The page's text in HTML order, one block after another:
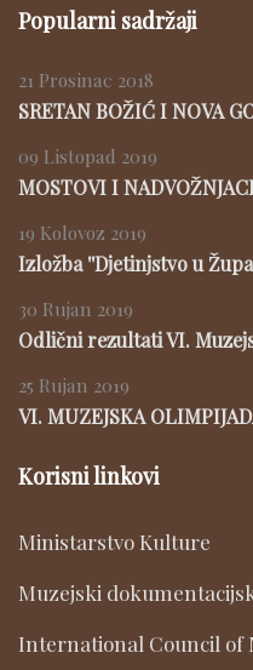
Popularni sadržaji
21 Prosinac 2018
SRETAN BOŽIĆ I NOVA
09 Listopad 2019
MOSTOVI I
19 Kolovoz 2019
Izložba ''Djetinjstvo u
30 Rujan 2019
Odlični rezultati VI.
25 Rujan 2019
VI. MUZEJSKA
Korisni linkovi
Ministarstvo Kulture
Muzejski
International Council of